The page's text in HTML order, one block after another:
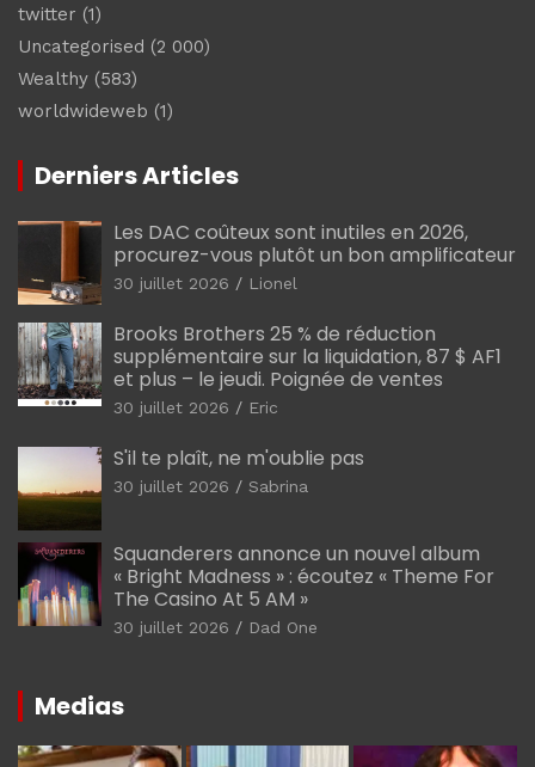
twitter (1)
Uncategorised (2 000)
Wealthy (583)
worldwideweb (1)
Derniers Articles
Les DAC coûteux sont inutiles en 2026,
procurez-vous plutôt un bon amplificateur
30 juillet 2026 Lionel
Brooks Brothers 25 % de réduction
supplémentaire sur la liquidation, 87 $ AF1
et plus – le jeudi. Poignée de ventes
30 juillet 2026 Eric
S'il te plaît, ne m'oublie pas
30 juillet 2026 Sabrina
Squanderers annonce un nouvel album
« Bright Madness » : écoutez « Theme For
The Casino At 5 AM »
30 juillet 2026 Dad One
Medias